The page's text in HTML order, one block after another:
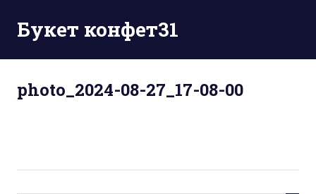
содержимому
Букет конфет31
photo_2024-08-27_17-08-00